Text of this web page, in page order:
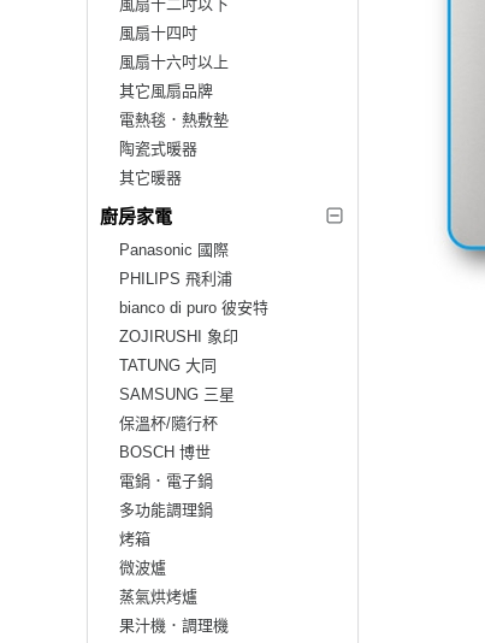
風扇十二吋以下
風扇十四吋
風扇十六吋以上
其它風扇品牌
電熱毯．熱敷墊
陶瓷式暖器
其它暖器
廚房家電
Panasonic 國際
PHILIPS 飛利浦
bianco di puro 彼安特
ZOJIRUSHI 象印
TATUNG 大同
SAMSUNG 三星
保溫杯/隨行杯
BOSCH 博世
電鍋．電子鍋
多功能調理鍋
烤箱
微波爐
蒸氣烘烤爐
果汁機．調理機